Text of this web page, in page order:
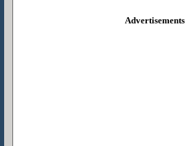
Advertisements